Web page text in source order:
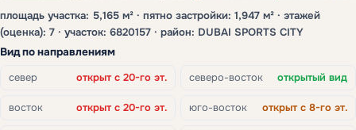
площадь участка: 5,165 м² · пятно застройки: 1,947 м² · этажей
(оценка): 7 · участок: 6820157 · район: DUBAI SPORTS CITY
Вид по направлениям
север открыт с 20-го эт. северо-восток открытый вид
восток открыт с 20-го эт. юго-восток открыт с 8-го эт.